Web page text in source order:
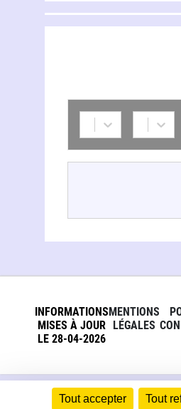
Tout accepter Tout
INFORMATIONS
MISES À JOUR
LE 28-04-2026
MENTIONS
LÉGALES